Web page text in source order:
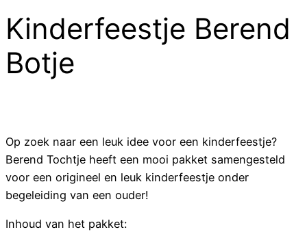
Kinderfeestje Berend
Botje
Op zoek naar een leuk idee voor een kinderfeestje?
Berend Tochtje heeft een mooi pakket samengesteld
voor een origineel en leuk kinderfeestje onder
begeleiding van een ouder!
Inhoud van het pakket: